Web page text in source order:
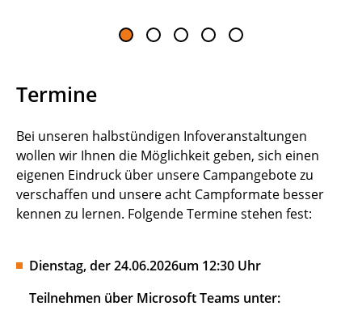
Termine
Bei unseren halbstündigen Infoveranstaltungen
wollen wir Ihnen die Möglichkeit geben, sich einen
eigenen Eindruck über unsere Campangebote zu
verschaffen und unsere acht Campformate besser
kennen zu lernen. Folgende Termine stehen fest:
Dienstag, der 24.06.2026um 12:30 Uhr
Teilnehmen über Microsoft Teams unter: